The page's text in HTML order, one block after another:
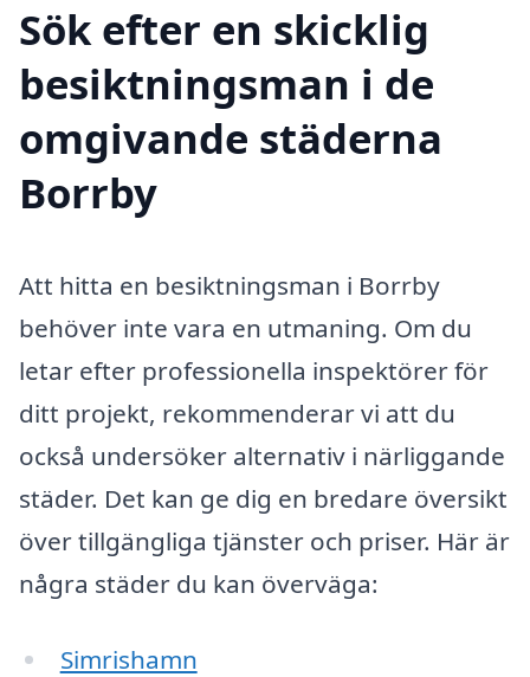
Sök efter en skicklig
besiktningsman i de
omgivande städerna
Borrby
Att hitta en besiktningsman i Borrby
behöver inte vara en utmaning. Om du
letar efter professionella inspektörer för
ditt projekt, rekommenderar vi att du
också undersöker alternativ i närliggande
städer. Det kan ge dig en bredare översikt
över tillgängliga tjänster och priser. Här är
några städer du kan överväga:
Simrishamn